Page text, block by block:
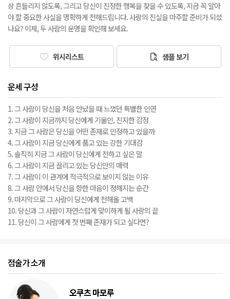
상 흔들리지 않도록, 그리고 당신이 진정한 행복을 찾을 수 있도록, 지금 꼭 알아
야 할 중요한 사실을 명확하게 전해드립니다. 사랑의 진실을 마주할 준비가 되셨
나요? 이제, 두 사람의 운명을 확인해 보세요.
위시리스트 샘플 보기
운세 구성
1. 그 사람이 당신을 처음 만났을 때 느꼈던 특별한 인연
2. 그 사람이 지금까지 당신에게 기울인, 진지한 감정
3. 지금 그 사람은 당신을 어떤 존재로 인정하고 있을까
4. 그 사람이 지금 당신에게 품고 있는 강한 기대감
5. 솔직히 지금 그 사람이 당신에게 전하고 싶은 말
6. 그 사람이 지금 끌리고 있는 당신만의 매력
7. 그 사람이 이 관계에 적극적으로 보이지 않는 이유
8. 그 사람 안에서 당신을 향한 마음이 정해지는 순간
9. 마지막으로 그 사람이 당신에게 전해올 고백
10. 당신과 그 사람이 자연스럽게 맞이하게 될 사랑의 끝
11. 당신이 그 사람에게 첫 번째 존재가 되고 싶다면?
점술가 소개
오쿠츠 마모루